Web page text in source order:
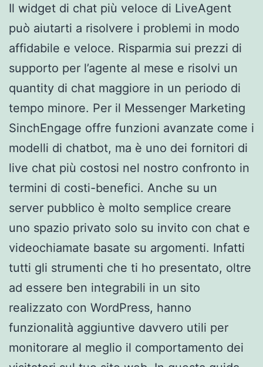
Il widget di chat più veloce di LiveAgent
può aiutarti a risolvere i problemi in modo
affidabile e veloce. Risparmia sui prezzi di
supporto per l’agente al mese e risolvi un
quantity di chat maggiore in un periodo di
tempo minore. Per il Messenger Marketing
SinchEngage offre funzioni avanzate come i
modelli di chatbot, ma è uno dei fornitori di
live chat più costosi nel nostro confronto in
termini di costi-benefici. Anche su un
server pubblico è molto semplice creare
uno spazio privato solo su invito con chat e
videochiamate basate su argomenti. Infatti
tutti gli strumenti che ti ho presentato, oltre
ad essere ben integrabili in un sito
realizzato con WordPress, hanno
funzionalità aggiuntive davvero utili per
monitorare al meglio il comportamento dei